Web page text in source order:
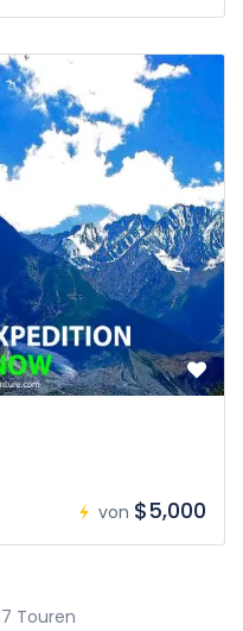
von $5,000
Touren